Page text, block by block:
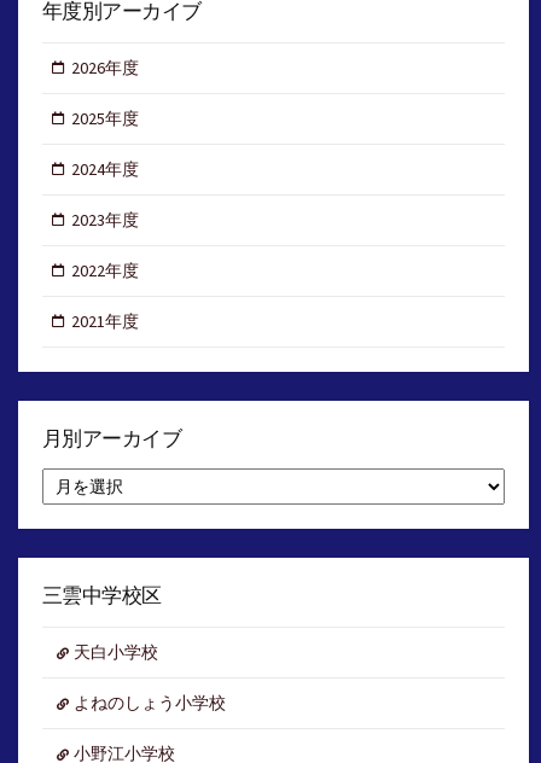
年度別アーカイブ
2026年度
2025年度
2024年度
2023年度
2022年度
2021年度
月別アーカイブ
別
ア
イ
三雲中学校区
天白小学校
よねのしょう小学校
小野江小学校